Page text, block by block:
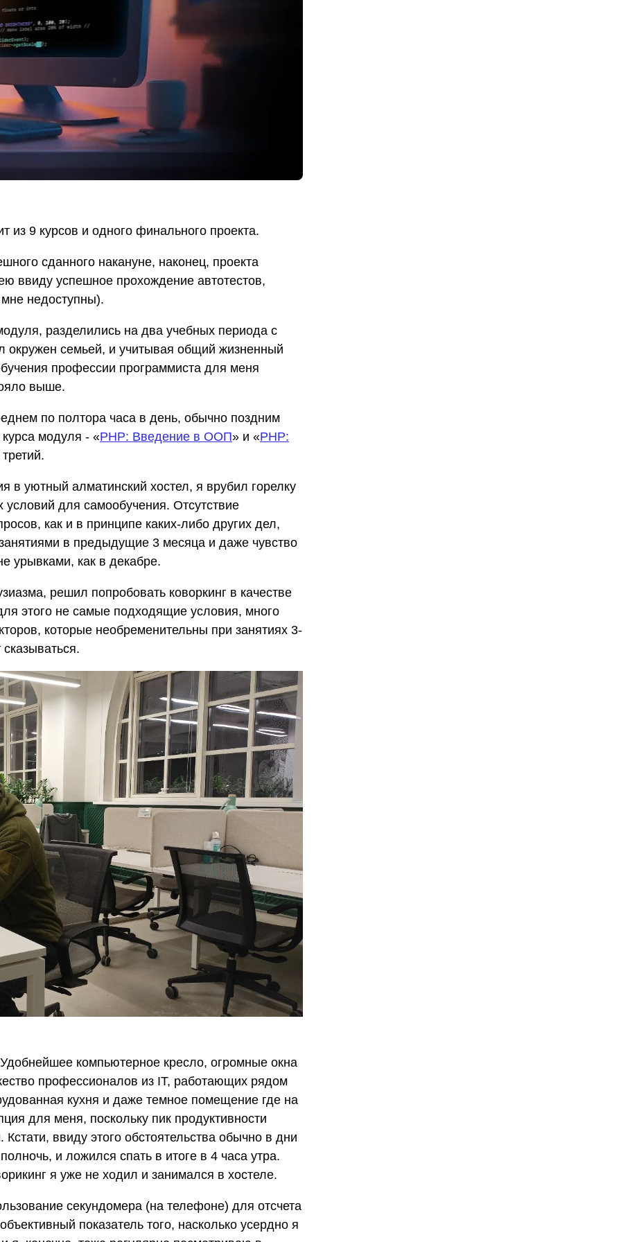
из 9 курсов и одного финального проекта.
сданного накануне, наконец, проекта
ввиду успешное прохождение автотестов,
недоступны).
разделились на два учебных периода с
окружен семьей, и учитывая общий жизненный
профессии программиста для меня
выше.
по полтора часа в день, обычно поздним
модуля - «PHP: Введение в ООП» и «PHP:
в уютный алматинский хостел, я врубил горелку
для самообучения. Отсутствие
как и в принципе каких-либо других дел,
в предыдущие 3 месяца и даже чувство
урывками, как в декабре.
решил попробовать коворкинг в качестве
этого не самые подходящие условия, много
которые необременительны при занятиях 3-
компьютерное кресло, огромные окна
профессионалов из IT, работающих рядом
кухня и даже темное помещение где на
для меня, поскольку пик продуктивности
ввиду этого обстоятельства обычно в дни
и ложился спать в итоге в 4 часа утра.
я уже не ходил и занимался в хостеле.
секундомера (на телефоне) для отсчета
показатель того, насколько усердно я